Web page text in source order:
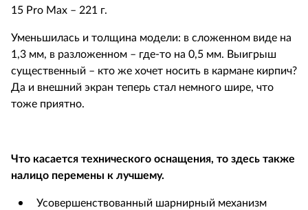
15 Pro Max – 221 г.
Уменьшилась и толщина модели: в сложенном виде на
1,3 мм, в разложенном – где-то на 0,5 мм. Выигрыш
существенный – кто же хочет носить в кармане кирпич?
Да и внешний экран теперь стал немного шире, что
тоже приятно.
Что касается технического оснащения, то здесь также
налицо перемены к лучшему.
Усовершенствованный шарнирный механизм